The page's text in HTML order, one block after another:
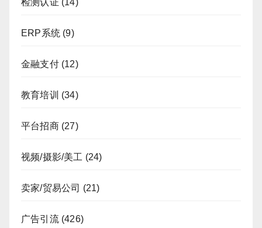
ERP系统 (9)
金融支付(12)
教育培训 (34)
平台招商(27)
视频/摄影/美工 (24)
卖家/贸易公司 (21)
广告引流(426)